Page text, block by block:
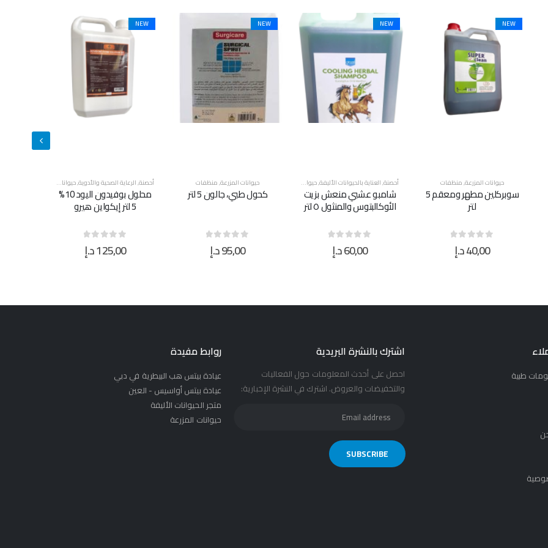
NEW
,العناية بالحيوانات الأليفة,
,منظفات
شامبو عشبي منعش بزيت
الأوكالبتوس والمنثول ٥ لتر
60,00د.إ
NEW
حيوانات المزرعة,منظفات
كحول طبي، جالون 5 لتر
95,00د.إ
NEW
,الرعاية الصحية والأدوية,حيوانات المزرعة منظفات
125,00د.إ
أحصنة,حيوانات المزرعة,قطط,كلاب,منظفات
شامبو سوبر كلين للحيوانات
الأليفة ٥ لتر
21,00د.إ
طبية
اشترك بالنشرة البريدية
احصل على أحدث المعلومات حول الفعاليات
والتخفيضات والعروض. اشترك في النشرة الإخبارية:
روابط مفيدة
عيادة بيتس هب البيطرية في دبي
عيادة بيتس أواسيس - العين
متجر الحيوانات الأليفة
حيوانات المزرعة